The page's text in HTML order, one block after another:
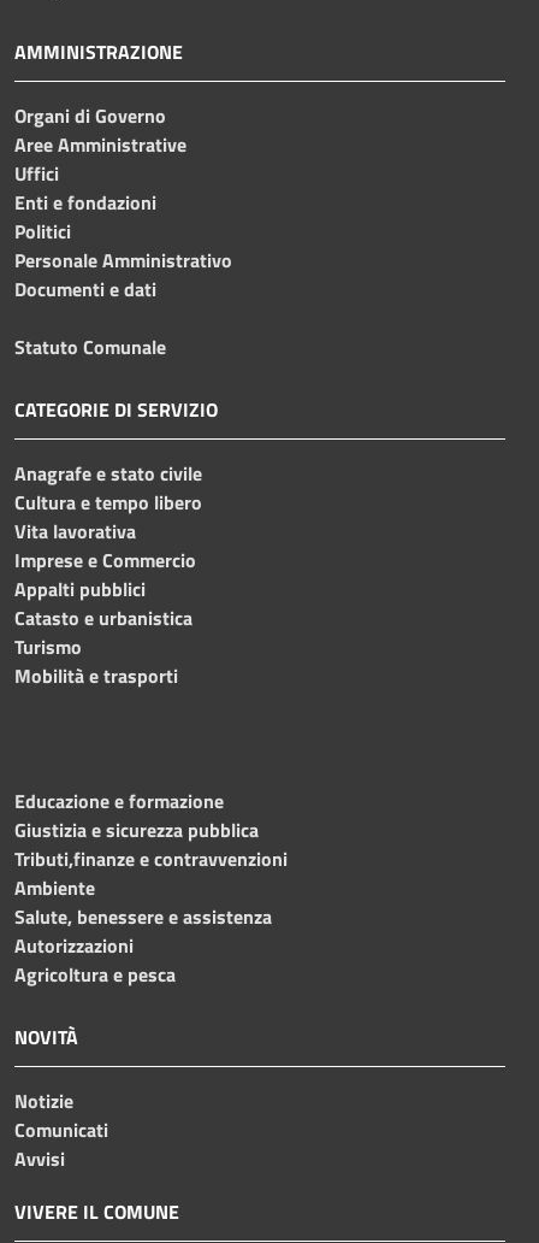
AMMINISTRAZIONE
Organi di Governo
Aree Amministrative
Uffici
Enti e fondazioni
Politici
Personale Amministrativo
Documenti e dati
Statuto Comunale
CATEGORIE DI SERVIZIO
Anagrafe e stato civile
Cultura e tempo libero
Vita lavorativa
Imprese e Commercio
Appalti pubblici
Catasto e urbanistica
Turismo
Mobilità e trasporti
Educazione e formazione
Giustizia e sicurezza pubblica
Tributi,finanze e contravvenzioni
Ambiente
Salute, benessere e assistenza
Autorizzazioni
Agricoltura e pesca
NOVITÀ
Notizie
Comunicati
Avvisi
VIVERE IL COMUNE